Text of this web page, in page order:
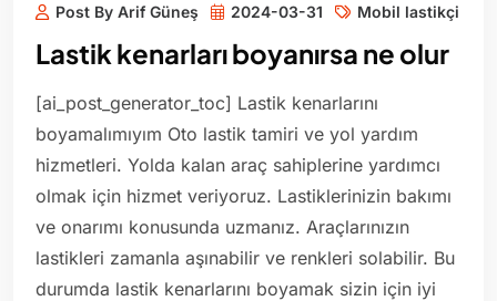
Post By Arif Güneş 2024-03-31 Mobil lastikçi
Lastik kenarları boyanırsa ne olur
[ai_post_generator_toc] Lastik kenarlarını
boyamalımıyım Oto lastik tamiri ve yol yardım
hizmetleri. Yolda kalan araç sahiplerine yardımcı
olmak için hizmet veriyoruz. Lastiklerinizin bakımı
ve onarımı konusunda uzmanız. Araçlarınızın
lastikleri zamanla aşınabilir ve renkleri solabilir. Bu
durumda lastik kenarlarını boyamak sizin için iyi